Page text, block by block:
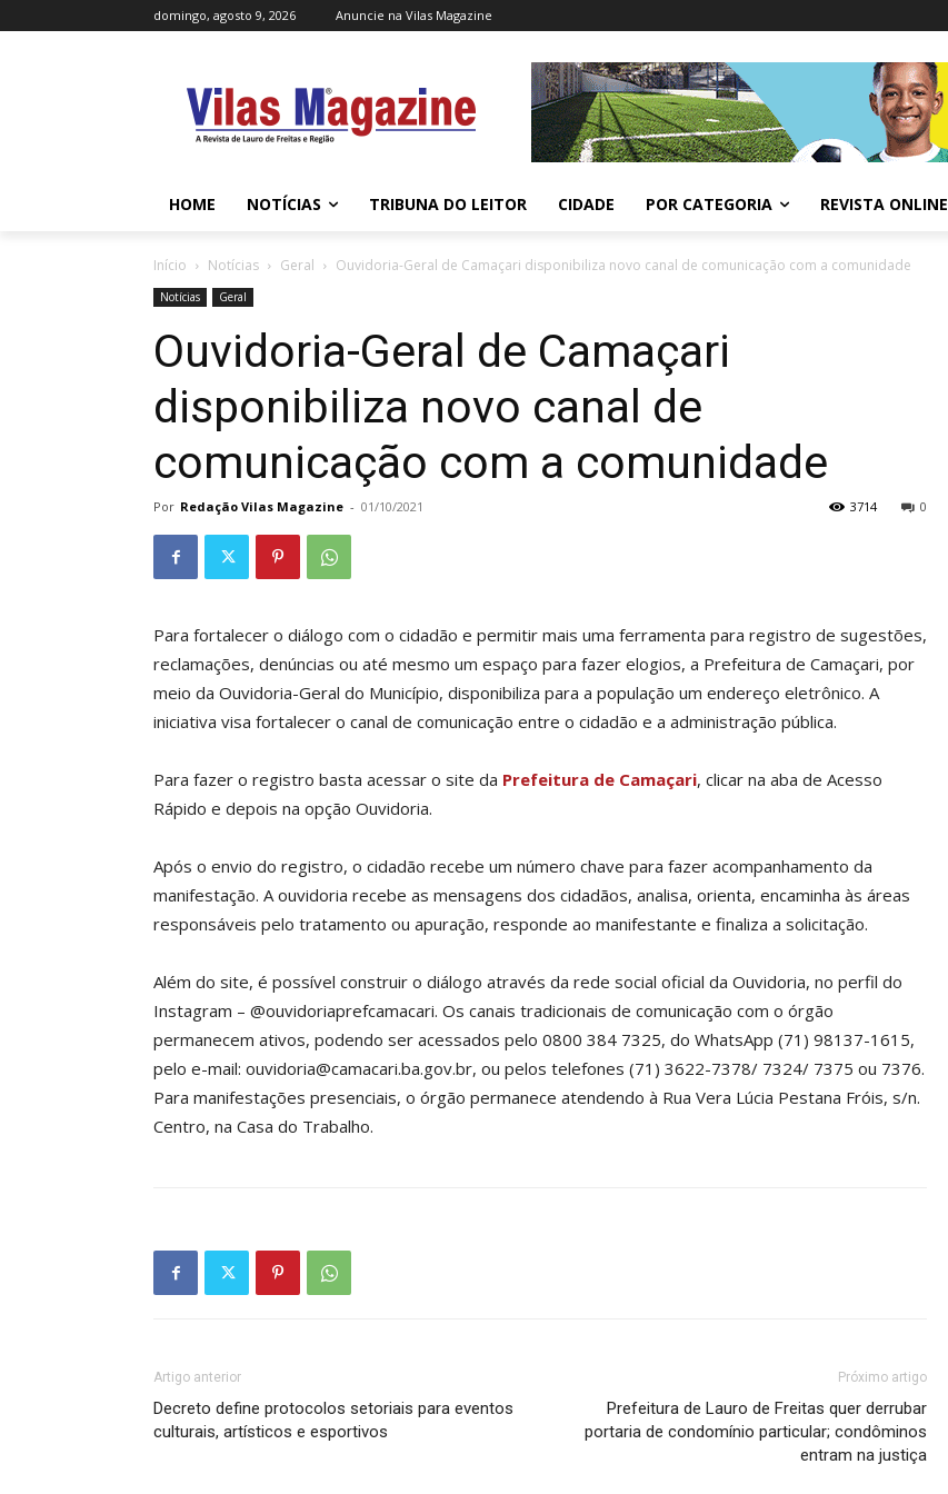
domingo, agosto 9, 2026 Anuncie na Vilas Magazine
HOME NOTÍCIAS TRIBUNA DO LEITOR CIDADE POR CATEGORIA REVISTA ONLINE
Início Notícias Geral Ouvidoria-Geral de Camaçari disponibiliza novo canal de comunicação com a comunidade
Notícias Geral
Ouvidoria-Geral de Camaçari
disponibiliza novo canal de
comunicação com a comunidade
Por Redação Vilas Magazine - 01/10/2021 0
3714
Para fortalecer o diálogo com o cidadão e permitir mais uma ferramenta para registro de sugestões,
reclamações, denúncias ou até mesmo um espaço para fazer elogios, a Prefeitura de Camaçari, por
meio da Ouvidoria-Geral do Município, disponibiliza para a população um endereço eletrônico. A
iniciativa visa fortalecer o canal de comunicação entre o cidadão e a administração pública.
Para fazer o registro basta acessar o site da Prefeitura de Camaçari, clicar na aba de Acesso
Rápido e depois na opção Ouvidoria.
Após o envio do registro, o cidadão recebe um número chave para fazer acompanhamento da
manifestação. A ouvidoria recebe as mensagens dos cidadãos, analisa, orienta, encaminha às áreas
responsáveis pelo tratamento ou apuração, responde ao manifestante e finaliza a solicitação.
Além do site, é possível construir o diálogo através da rede social oficial da Ouvidoria, no perfil do
Instagram – @ouvidoriaprefcamacari. Os canais tradicionais de comunicação com o órgão
permanecem ativos, podendo ser acessados pelo 0800 384 7325, do WhatsApp (71) 98137-1615,
pelo e-mail: ouvidoria@camacari.ba.gov.br, ou pelos telefones (71) 3622-7378/ 7324/ 7375 ou 7376.
Para manifestações presenciais, o órgão permanece atendendo à Rua Vera Lúcia Pestana Fróis, s/n.
Centro, na Casa do Trabalho.
Artigo anterior
Decreto define protocolos setoriais para eventos
culturais, artísticos e esportivos
Próximo artigo
Prefeitura de Lauro de Freitas quer derrubar
portaria de condomínio particular; condôminos
entram na justiça